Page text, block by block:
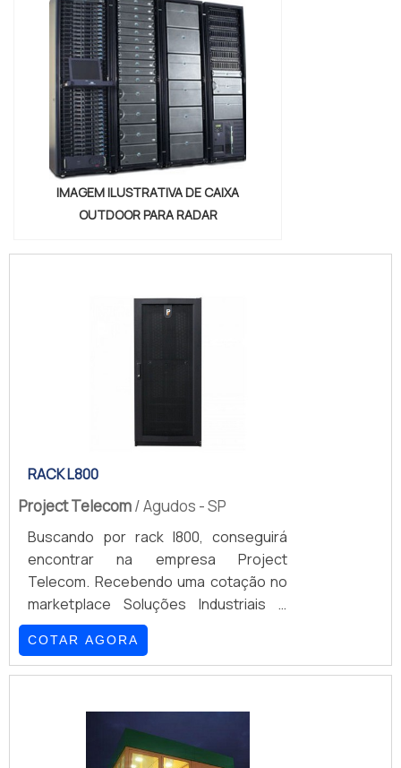
IMAGEM ILUSTRATIVA DE CAIXA
OUTDOOR PARA RADAR
RACK L800
Project Telecom/ Agudos - SP
Buscando por rack l800, conseguirá
encontrar na empresa Project
Telecom. Recebendo uma cotação no
marketplace Soluções Industriais e
encontrando a maior referência no
mercado em seu próprio segmento.É
importante lembrar que o produto deve
especializadas no segmento. Esse tipo
de cuidado ajuda a garantir a qualidade
e durabilidade dos materiais, além de
COTAR AGORA